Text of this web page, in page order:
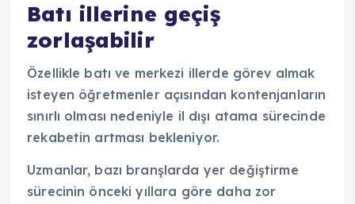
Batı illerine geçiş
zorlaşabilir
Özellikle batı ve merkezi illerde görev almak
isteyen öğretmenler açısından kontenjanların
sınırlı olması nedeniyle il dışı atama sürecinde
rekabetin artması bekleniyor.
Uzmanlar, bazı branşlarda yer değiştirme
sürecinin önceki yıllara göre daha zor